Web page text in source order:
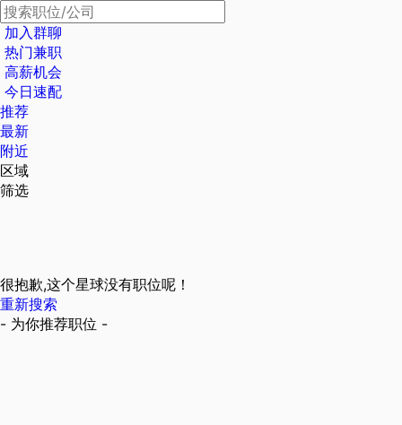
加入群聊
热门兼职
高薪机会
今日速配
推荐
最新
附近
区域
筛选
很抱歉,这个星球没有职位呢！
重新搜索
- 为你推荐职位 -